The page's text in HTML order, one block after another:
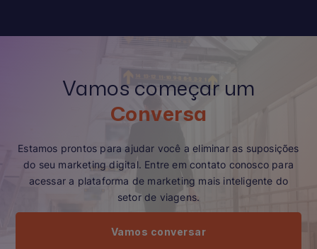
Vamos começar um
Conversa
Estamos prontos para ajudar você a eliminar as suposições
do seu marketing digital. Entre em contato conosco para
acessar a plataforma de marketing mais inteligente do
setor de viagens.
Vamos conversar